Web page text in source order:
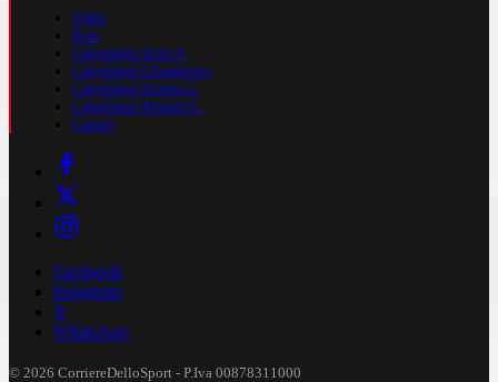
Video
Foto
Calendario Serie A
Calendario Champions
Calendario Europa L.
Calendario Premier L.
Casinò
Facebook
Instagram
X
WhatsApp
© 2026 CorriereDelloSport - P.Iva 00878311000